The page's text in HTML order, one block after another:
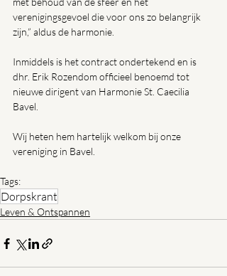
verenigingsgevoel die voor ons zo belangrijk
zijn,” aldus de harmonie.
Inmiddels is het contract ondertekend en is
dhr. Erik Rozendom officieel benoemd tot
nieuwe dirigent van Harmonie St. Caecilia
Bavel.
Wij heten hem hartelijk welkom bij onze
vereniging in Bavel.
Tags:
Dorpskrant
Leven & Ontspannen